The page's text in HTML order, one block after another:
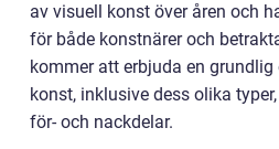
av visuell konst över åren och
för både konstnärer och
kommer att erbjuda en
konst, inklusive dess olika
för- och nackdelar.